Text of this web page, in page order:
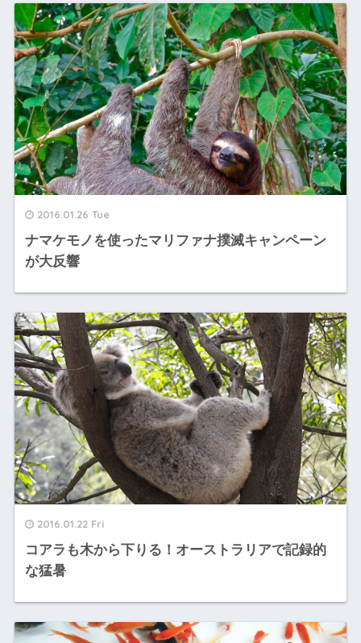
2016.01.26 Tue
ナマケモノを使ったマリファナ撲滅キャンペーン
が大反響
2016.01.22 Fri
コアラも木から下りる！オーストラリアで記録的
な猛暑